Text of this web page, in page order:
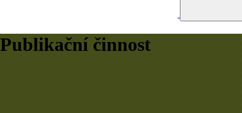
Publikační činnost